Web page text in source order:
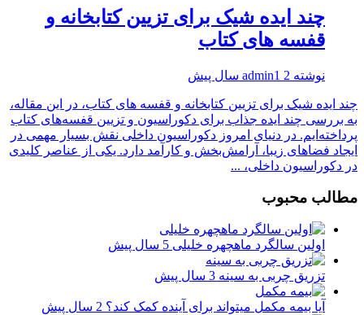
چند ایده شیک برای تزیین کتابخانه و
قفسه های کتاب
نوشته admin1 2 سال پیش
چند ایده شیک برای تزیین کتابخانه و قفسه های کتاب، در این مقاله،
به بررسی چند ایده جذاب برای دکوراسیون و تزیین قفسه‌های کتاب
پرداخته‌ایم. در دنیای امروز دکوراسیون داخلی نقش بسیار مهمی در
ایجاد فضاهای زیبا، آرامش‌بخش و کارآمد دارد. یکی از عناصر کلیدی
در دکوراسیون داخلی، ...
مطالب محبوب
اولین سالگرد ماهچهره خلیلی 5 سال پیش
تزریق چربی به سینه 3 سال پیش
آیا بیمه مکمل میتواند برای آینده کمک کند؟ 2 سال پیش